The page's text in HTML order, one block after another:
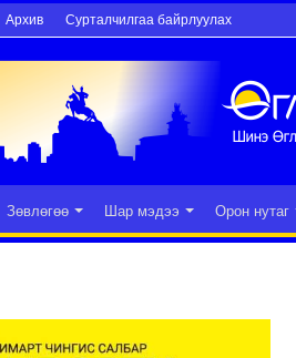
Архив Сурталчилгаа байрлуулах
Зөвлөгөө Шар мэдээ Орон нутаг